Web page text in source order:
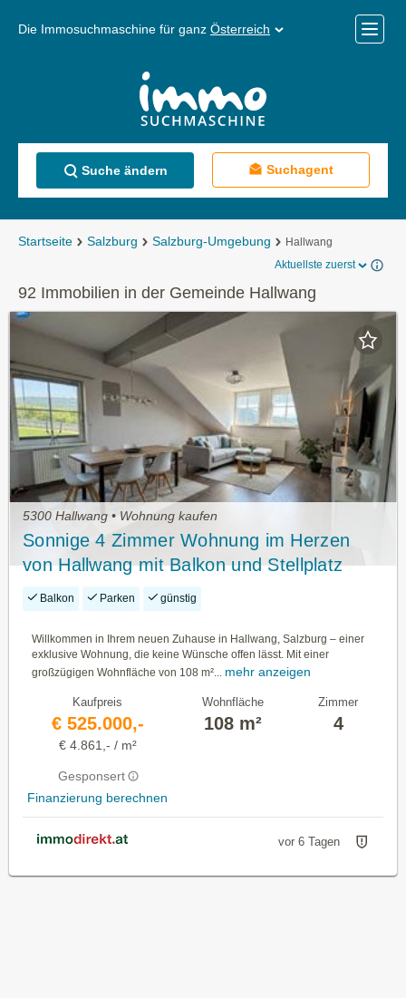
Die Immosuchmaschine für ganz Österreich
Menü
Suche ändern Suchagent
Startseite Salzburg Salzburg-Umgebung
Hallwang
Aktuellste zuerst
92 Immobilien in der Gemeinde Hallwang
5300 Hallwang • Wohnung kaufen
Sonnige 4 Zimmer Wohnung im Herzen
von Hallwang mit Balkon und Stellplatz
€525.000.--
Balkon Parken günstig
Willkommen in Ihrem neuen Zuhause in Hallwang, Salzburg – einer
exklusive Wohnung, die keine Wünsche offen lässt. Mit einer
großzügigen Wohnfläche von 108 m²...
mehr anzeigen
Kaufpreis
€ 525.000,-
€ 4.861,- / m²
Gesponsert
Finanzierung berechnen
Wohnfläche
108 m²
Zimmer
4
vor 6 Tagen